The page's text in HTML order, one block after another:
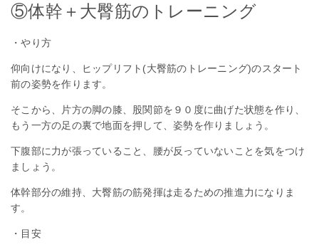
⑤体幹＋大臀筋のトレーニング
・やり方
仰向けになり、ヒップリフト(大臀筋のトレーニング)のスタート
前の姿勢を作ります。
そこから、片方の脚の膝、股関節を９０度に曲げた状態を作り、
もう一方の足の裏で地面を押して、姿勢を作りましょう。
下腹部に力が張っていること、腰が反っていないことを気をつけ
ましょう。
体幹部分の維持、大臀筋の筋発揮は走るための推進力になりま
す。
・目安